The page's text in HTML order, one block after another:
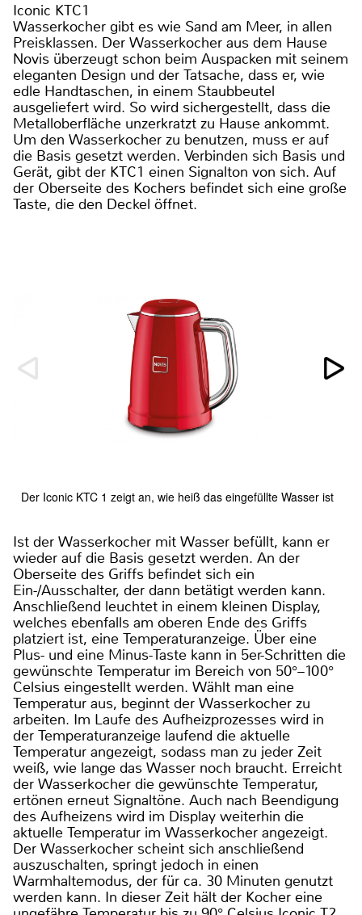
Iconic KTC1
Wasserkocher gibt es wie Sand am Meer, in allen
Preisklassen. Der Wasserkocher aus dem Hause
Novis überzeugt schon beim Auspacken mit seinem
eleganten Design und der Tatsache, dass er, wie
edle Handtaschen, in einem Staubbeutel
ausgeliefert wird. So wird sichergestellt, dass die
Metalloberfläche unzerkratzt zu Hause ankommt.
Um den Wasserkocher zu benutzen, muss er auf
die Basis gesetzt werden. Verbinden sich Basis und
Gerät, gibt der KTC1 einen Signalton von sich. Auf
der Oberseite des Kochers befindet sich eine große
Taste, die den Deckel öffnet.
Der Iconic KTC 1 zeigt an, wie heiß das eingefüllte Wasser ist
Ist der Wasserkocher mit Wasser befüllt, kann er
wieder auf die Basis gesetzt werden. An der
Oberseite des Griffs befindet sich ein
Ein-/Ausschalter, der dann betätigt werden kann.
Anschließend leuchtet in einem kleinen Display,
welches ebenfalls am oberen Ende des Griffs
platziert ist, eine Temperaturanzeige. Über eine
Plus- und eine Minus-Taste kann in 5er-Schritten die
gewünschte Temperatur im Bereich von 50°–100°
Celsius eingestellt werden. Wählt man eine
Temperatur aus, beginnt der Wasserkocher zu
arbeiten. Im Laufe des Aufheizprozesses wird in
der Temperaturanzeige laufend die aktuelle
Temperatur angezeigt, sodass man zu jeder Zeit
weiß, wie lange das Wasser noch braucht. Erreicht
der Wasserkocher die gewünschte Temperatur,
ertönen erneut Signaltöne. Auch nach Beendigung
des Aufheizens wird im Display weiterhin die
aktuelle Temperatur im Wasserkocher angezeigt.
Der Wasserkocher scheint sich anschließend
auszuschalten, springt jedoch in einen
Warmhaltemodus, der für ca. 30 Minuten genutzt
werden kann. In dieser Zeit hält der Kocher eine